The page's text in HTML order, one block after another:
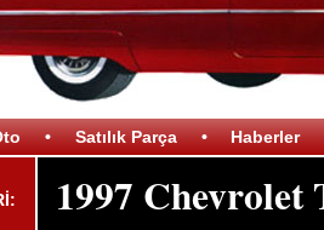
• Satılık Parça • Haberler
1997 Chevrolet